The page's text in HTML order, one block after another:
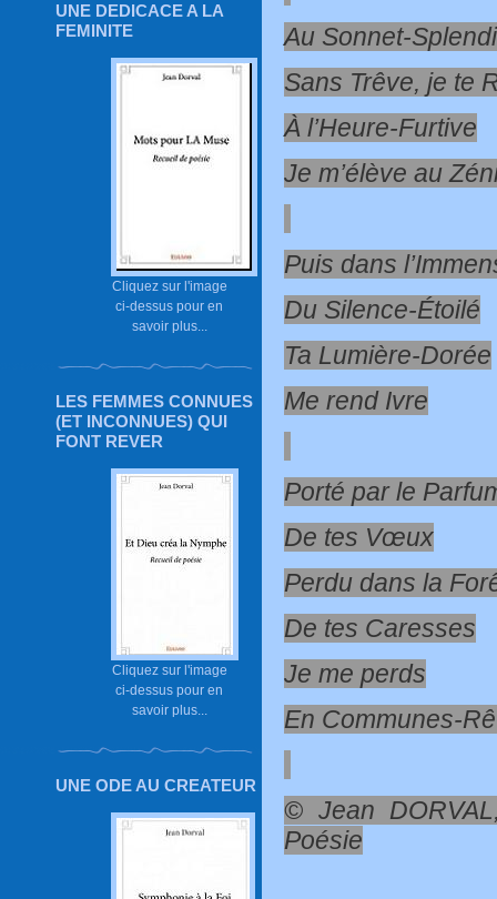
UNE DEDICACE A LA
FEMINITE
Cliquez sur l'image
ci-dessus pour en
savoir plus...
LES FEMMES CONNUES
(ET INCONNUES) QUI
FONT REVER
Cliquez sur l'image
ci-dessus pour en
savoir plus...
UNE ODE AU CREATEUR
Au Sonnet-
Sans Trêve, je te
À l’Heure-Furtive
Je m’élève au
Puis dans
Du Silence-Étoilé
Ta Lumière-Dorée
Me rend Ivre
Porté par le
De tes Vœux
Perdu dans la
De tes Caresses
Je me perds
En Communes-
© Jean
Poésie